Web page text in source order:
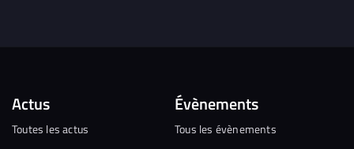
Actus
Toutes les actus
Évènements
Tous les évènements